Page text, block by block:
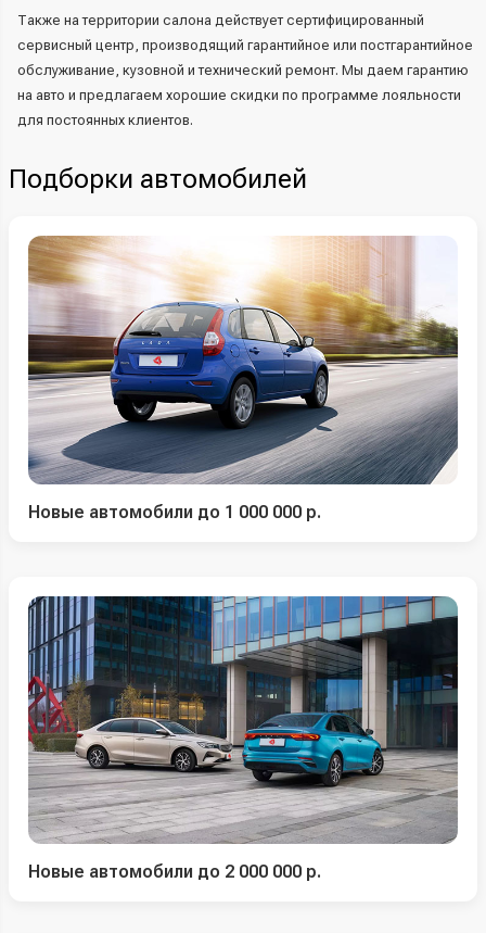
Также на территории салона действует сертифицированный
сервисный центр, производящий гарантийное или постгарантийное
обслуживание, кузовной и технический ремонт. Мы даем гарантию
на авто и предлагаем хорошие скидки по программе лояльности
для постоянных клиентов.
Подборки автомобилей
Новые автомобили до 1 000 000 р.
Новые автомобили до 2 000 000 р.